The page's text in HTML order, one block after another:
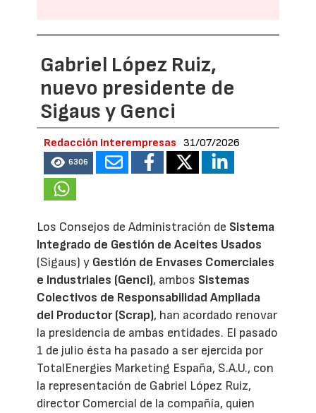
Gabriel López Ruiz,
nuevo presidente de
Sigaus y Genci
Redacción Interempresas 31/07/2026
6306
Los Consejos de Administración de Sistema
Integrado de Gestión de Aceites Usados
(Sigaus) y Gestión de Envases Comerciales
e Industriales (Genci), ambos Sistemas
Colectivos de Responsabilidad Ampliada
del Productor (Scrap), han acordado renovar
la presidencia de ambas entidades. El pasado
1 de julio ésta ha pasado a ser ejercida por
TotalEnergies Marketing España, S.A.U., con
la representación de Gabriel López Ruiz,
director Comercial de la compañía, quien